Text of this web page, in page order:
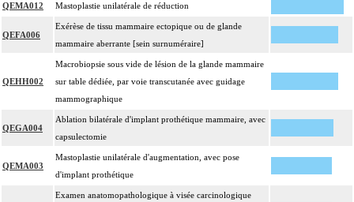
QEMA012 Mastoplastie unilatérale de réduction
QEFA006
Exérèse de tissu mammaire ectopique ou de glande
mammaire aberrante [sein surnuméraire]
QEHH002
Macrobiopsie sous vide de lésion de la glande mammaire
sur table dédiée, par voie transcutanée avec guidage
mammographique
QEGA004
Ablation bilatérale d'implant prothétique mammaire, avec
capsulectomie
QEMA003
Mastoplastie unilatérale d'augmentation, avec pose
d'implant prothétique
Examen anatomopathologique à visée carcinologique